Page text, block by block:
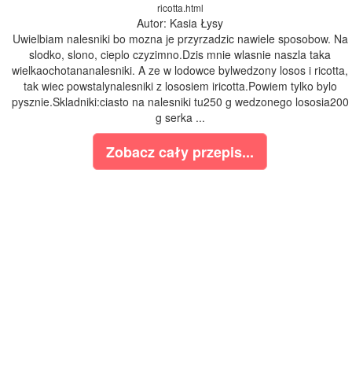
ricotta.html
Autor: Kasia Łysy
Uwielbiam nalesniki bo mozna je przyrzadzic nawiele sposobow. Na
slodko, slono, cieplo czyzimno.Dzis mnie wlasnie naszla taka
wielkaochotananalesniki. A ze w lodowce bylwedzony losos i ricotta,
tak wiec powstalynalesniki z lososiem iricotta.Powiem tylko bylo
pysznie.Skladniki:ciasto na nalesniki tu250 g wedzonego lososia200
g serka ...
Zobacz cały przepis...